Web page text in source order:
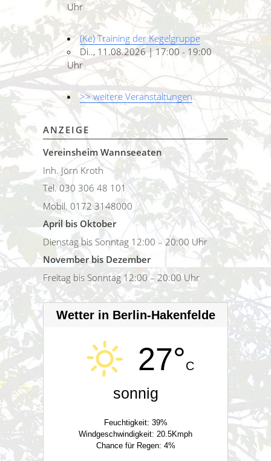
Uhr
(Ke) Training der Kegelgruppe
Di.., 11.08.2026 | 17:00 - 19:00
Uhr
>> weitere Veranstaltungen
ANZEIGE
Vereinsheim Wannseeaten
Inh. Jörn Kroth
Tel. 030 306 48 101
Mobil. 0172 3148000
April bis Oktober
Dienstag bis Sonntag 12:00 – 20:00 Uhr
November bis Dezember
Freitag bis Sonntag 12:00 – 20:00 Uhr
Wetter in Berlin-Hakenfelde
27°C
sonnig
Feuchtigkeit: 39%
Windgeschwindigkeit: 20.5Kmph
Chance für Regen: 4%